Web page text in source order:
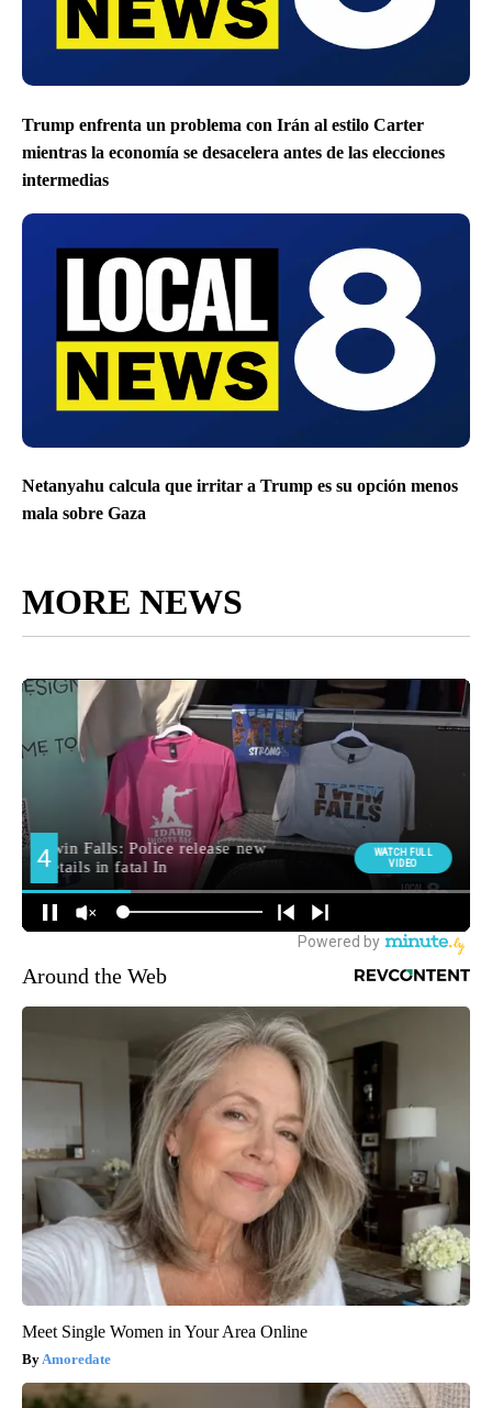
Trump enfrenta un problema con Irán al estilo Carter
mientras la economía se desacelera antes de las elecciones
intermedias
Netanyahu calcula que irritar a Trump es su opción menos
mala sobre Gaza
MORE NEWS
Around the Web
Meet Single Women in Your Area Online
Amoredate